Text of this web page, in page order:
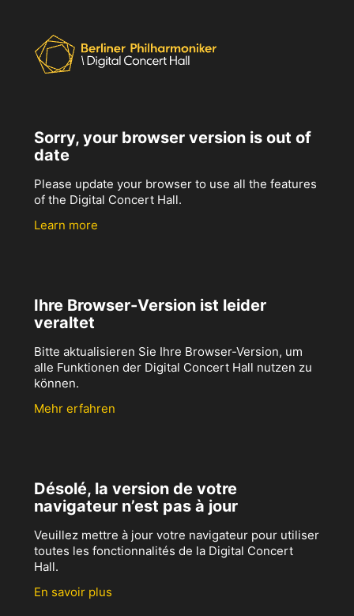
Sorry, your browser version is out of
date
Please update your browser to use all the features
of the Digital Concert Hall.
Learn more
Ihre Browser-Version ist leider
veraltet
Bitte aktualisieren Sie Ihre Browser-Version, um
alle Funktionen der Digital Concert Hall nutzen zu
können.
Mehr erfahren
Désolé, la version de votre
navigateur n’est pas à jour
Veuillez mettre à jour votre navigateur pour utiliser
toutes les fonctionnalités de la Digital Concert
Hall.
En savoir plus